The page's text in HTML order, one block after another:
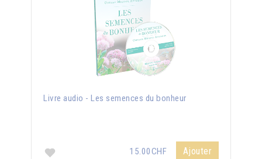
Livre audio - Les semences du bonheur
15.00CHF Ajouter